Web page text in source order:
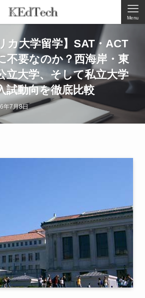
Menu
カ大学留学】SAT・ACT
不要なのか？西海岸・東
立大学、そして私立大学
試動向を徹底比較
年7月8日